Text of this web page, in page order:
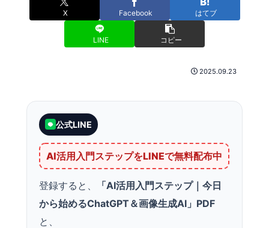
X Facebook はてブ
LINE コピー
2025.09.23
公式LINE
AI活用入門ステップをLINEで無料配布中
登録すると、
「AI活用入門ステップ｜今日
から始めるChatGPT＆画像生成AI」PDF
と、